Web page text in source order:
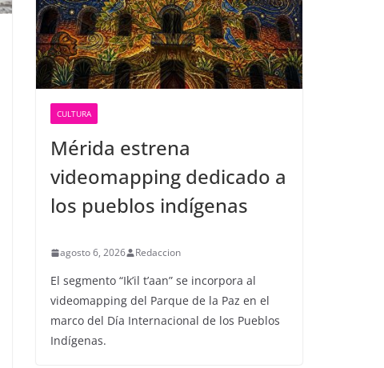
CULTURA
Mérida estrena
videomapping dedicado a
los pueblos indígenas
agosto 6, 2026 Redaccion
El segmento “Ik’il t’aan” se incorpora al
videomapping del Parque de la Paz en el
marco del Día Internacional de los Pueblos
Indígenas.